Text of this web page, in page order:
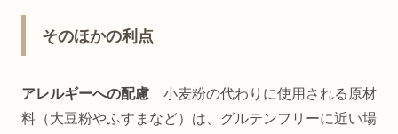
そのほかの利点
アレルギーへの配慮 小麦粉の代わりに使用される原材
料（大豆粉やふすまなど）は、グルテンフリーに近い場